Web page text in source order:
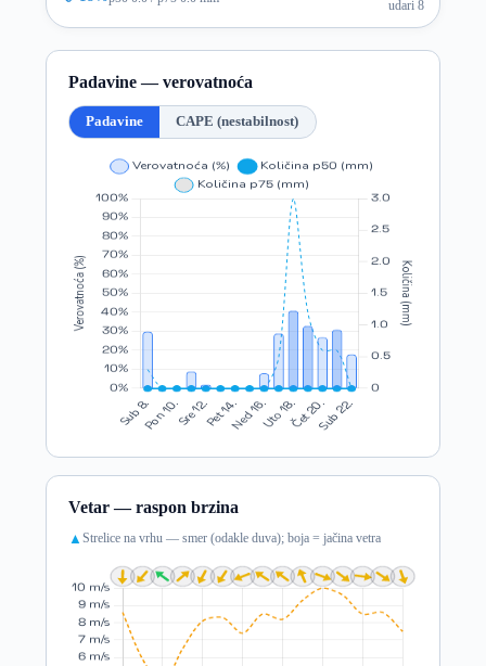
udari 8
Padavine — verovatnoća
Padavine CAPE (nestabilnost)
Vetar — raspon brzina
▲ Strelice na vrhu — smer (odakle duva); boja = jačina vetra